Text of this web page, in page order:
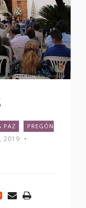
PAZ
PREGÓN
2019 •